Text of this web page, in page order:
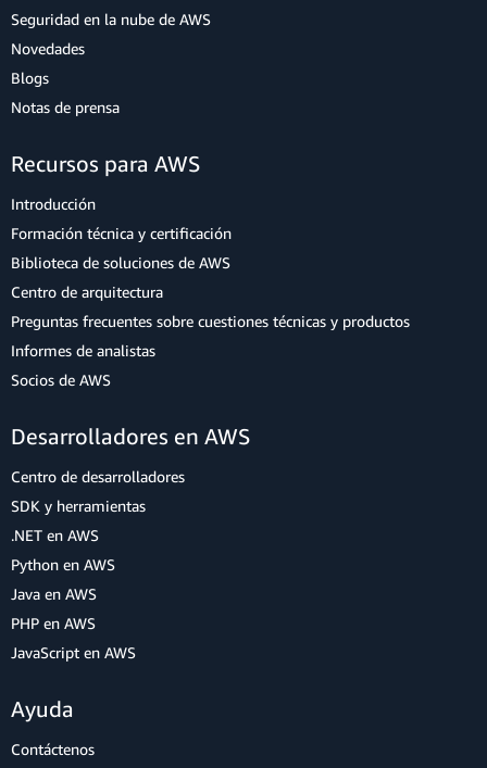
Seguridad en la nube de AWS
Novedades
Blogs
Notas de prensa
Recursos para AWS
Introducción
Formación técnica y certificación
Biblioteca de soluciones de AWS
Centro de arquitectura
Preguntas frecuentes sobre cuestiones técnicas y productos
Informes de analistas
Socios de AWS
Desarrolladores en AWS
Centro de desarrolladores
SDK y herramientas
.NET en AWS
Python en AWS
Java en AWS
PHP en AWS
JavaScript en AWS
Ayuda
Contáctenos